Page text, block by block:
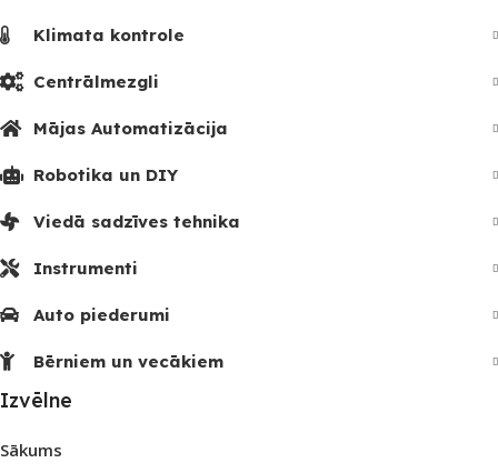
Klimata kontrole
Centrālmezgli
Mājas Automatizācija
Robotika un DIY
Viedā sadzīves tehnika
Instrumenti
Auto piederumi
Bērniem un vecākiem
Izvēlne
Sākums